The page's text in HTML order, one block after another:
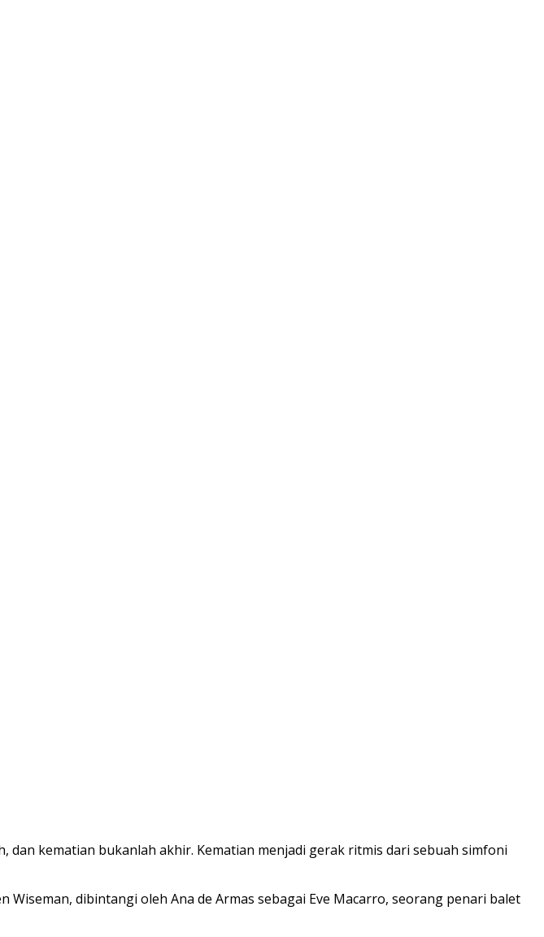
kematian bukanlah akhir. Kematian menjadi gerak ritmis dari sebuah simfoni
Wiseman, dibintangi oleh Ana de Armas sebagai Eve Macarro, seorang penari balet